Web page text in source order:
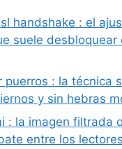
handshake : el
suele desbloquear
puerros : la técnica
y sin hebras
: la imagen filtrada
entre los